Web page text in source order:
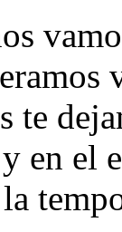
te
y en el